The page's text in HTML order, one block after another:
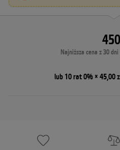
Najniższa cena z 30
lub 10 rat 0% × 45,00